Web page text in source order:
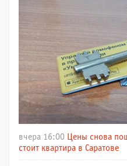
вчера 16:00 Цены снова
стоит квартира в Саратове